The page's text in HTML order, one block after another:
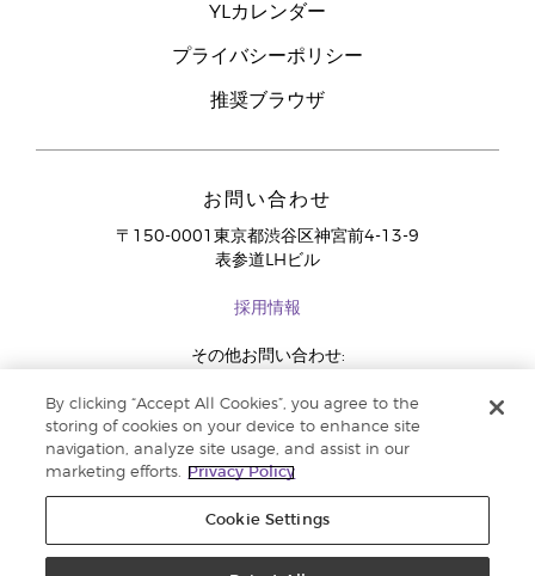
YLカレンダー
プライバシーポリシー
推奨ブラウザ
お問い合わせ
〒150-0001東京都渋谷区神宮前4-13-9
表参道LHビル
採用情報
その他お問い合わせ:
By clicking “Accept All Cookies”, you agree to the
storing of cookies on your device to enhance site
navigation, analyze site usage, and assist in our
marketing efforts.
Privacy Policy
Cookie Settings